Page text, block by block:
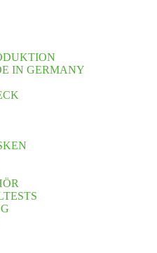
IN GERMANY